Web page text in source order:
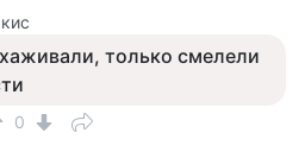
только смелели
0